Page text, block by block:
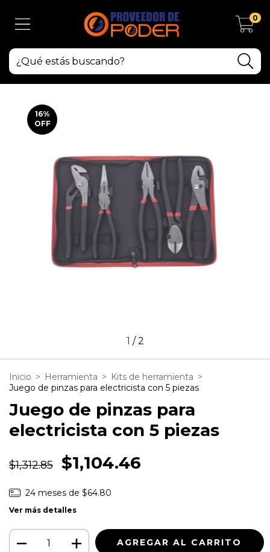
0
16%
OFF
1 /2
Inicio > Herramienta > Kits de herramienta >
Juego de pinzas para electricista con 5 piezas
Juego de pinzas para
electricista con 5 piezas
$1,312.85 $1,104.46
24 meses de $64.80
Ver más detalles